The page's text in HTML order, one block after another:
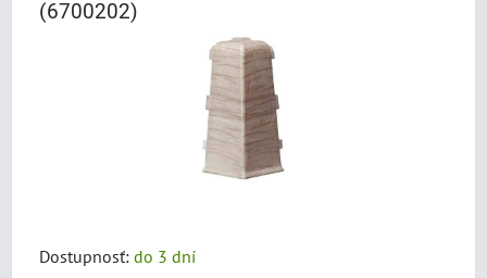
(6700202)
Dostupnosť: do 3 dní